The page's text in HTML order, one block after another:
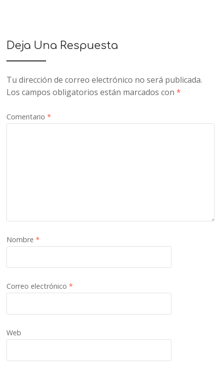
Deja Una Respuesta
Tu dirección de correo electrónico no será publicada.
Los campos obligatorios están marcados con*
Comentario*
Nombre*
Correo electrónico*
Web